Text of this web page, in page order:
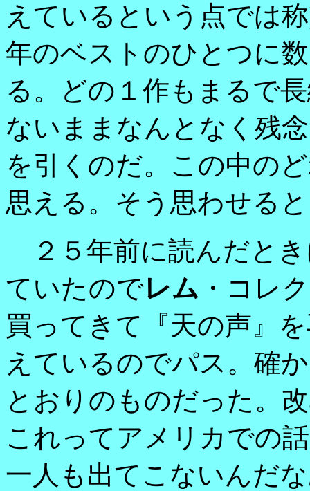
えているという点では
年のベストのひとつに
る。どの１作もまるで
ないままなんとなく残
を引くのだ。この中の
思える。そう思わせる
２５年前に読んだと
ていたのでレム ・コレ
買ってきて『天の声』
えているのでパス。確
とおりのものだった。
これってアメリカでの
一人も出てこないんだ